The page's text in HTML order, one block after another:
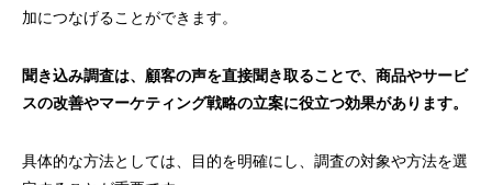
加につなげることができます。
聞き込み調査は、顧客の声を直接聞き取ることで、商品やサービ
スの改善やマーケティング戦略の立案に役立つ効果があります。
具体的な方法としては、目的を明確にし、調査の対象や方法を選